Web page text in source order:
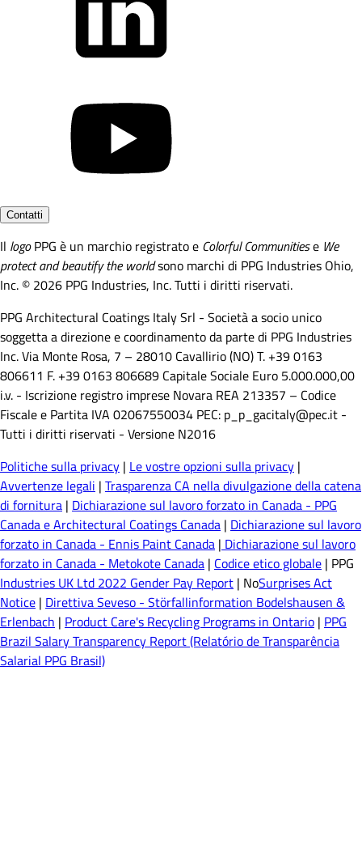
Contatti
Il logoPPG è un marchio registrato e Colorful Communitiese We
protect and beautify the worldsono marchi di PPG Industries Ohio,
Inc. © 2026 PPG Industries, Inc. Tutti i diritti riservati.
PPG Architectural Coatings Italy Srl - Società a socio unico
soggetta a direzione e coordinamento da parte di PPG Industries
Inc. Via Monte Rosa, 7 – 28010 Cavallirio (NO) T. +39 0163
806611 F. +39 0163 806689 Capitale Sociale Euro 5.000.000,00
i.v. - Iscrizione registro imprese Novara REA 213357 – Codice
Fiscale e Partita IVA 02067550034 PEC: p_p_gacitaly@pec.it -
Tutti i diritti riservati - Versione N2016
Politiche sulla privacy | Le vostre opzioni sulla privacy |
Avvertenze legali | Trasparenza CA nella divulgazione della catena
di fornitura | Dichiarazione sul lavoro forzato in Canada - PPG
Canada e Architectural Coatings Canada | Dichiarazione sul lavoro
forzato in Canada - Ennis Paint Canada | Dichiarazione sul lavoro
forzato in Canada - Metokote Canada | Codice etico globale | PPG
Industries UK Ltd 2022 Gender Pay Report | NoSurprises Act
Notice | Direttiva Seveso - Störfallinformation Bodelshausen &
Erlenbach | Product Care's Recycling Programs in Ontario | PPG
Brazil Salary Transparency Report (Relatório de Transparência
Salarial PPG Brasil)